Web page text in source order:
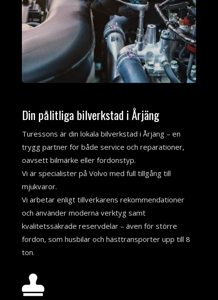
Din pålitliga bilverkstad i Årjäng
Turessons är din lokala bilverkstad i Årjäng – en
trygg partner för både service och reparationer,
oavsett bilmärke eller fordonstyp.
Vi är specialister på Volvo med full tillgång till
mjukvaror.
Vi arbetar enligt tillverkarens rekommendationer
och använder moderna verktyg samt
kvalitetssäkrade reservdelar – även för större
fordon, som husbilar och hästtransporter upp till 8
ton.
